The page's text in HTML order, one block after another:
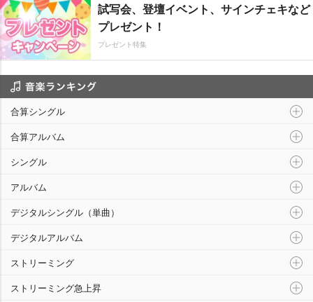
試写会、登壇イベント、サインチェキなど
プレゼント！
プレゼント特集
合算シングル
合算アルバム
シングル
アルバム
デジタルシングル（単曲）
デジタルアルバム
ストリーミング
ストリーミング急上昇